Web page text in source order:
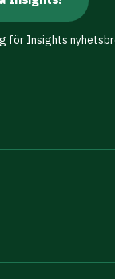
för Insights